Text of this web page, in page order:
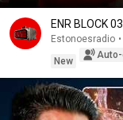
ENR BLOCK 03
Estonoesradio •
New
Auto-